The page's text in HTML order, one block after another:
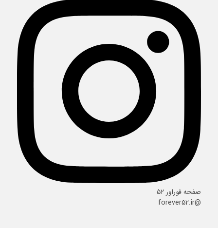
صفحه فوراور ۵۲
@forever52.ir